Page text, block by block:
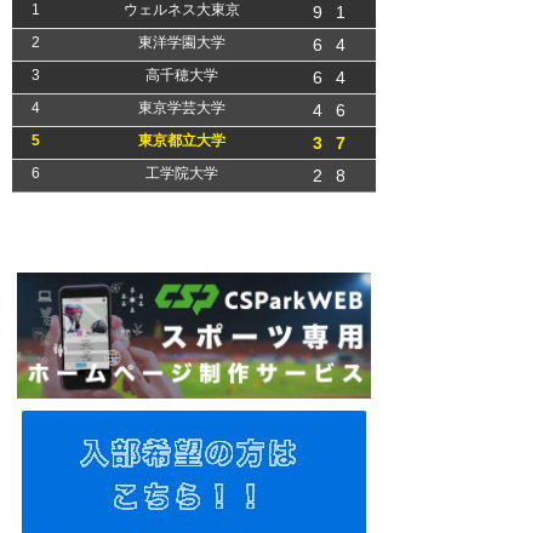
1 ウェルネス大東京 9 1
2 東洋学園大学 6 4
3 高千穂大学 6 4
4 東京学芸大学 4 6
5 東京都立大学 3 7
6 工学院大学 2 8